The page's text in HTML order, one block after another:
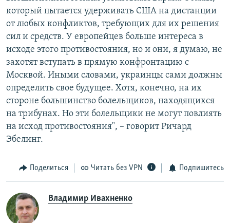
который пытается удерживать США на дистанции
от любых конфликтов, требующих для их решения
сил и средств. У европейцев больше интереса в
исходе этого противостояния, но и они, я думаю, не
захотят вступать в прямую конфронтацию с
Москвой. Иными словами, украинцы сами должны
определить свое будущее. Хотя, конечно, на их
стороне большинство болельщиков, находящихся
на трибунах. Но эти болельщики не могут повлиять
на исход противостояния", – говорит Ричард
Эбелинг.
Поделиться Читать без VPN Подпишитесь
Владимир Ивахненко